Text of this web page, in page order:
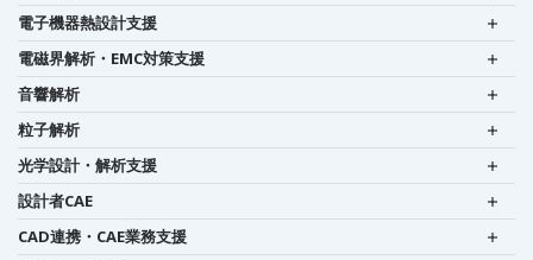
電子機器熱設計支援
電磁界解析・EMC対策支援
音響解析
粒子解析
光学設計・解析支援
設計者CAE
CAD連携・CAE業務支援